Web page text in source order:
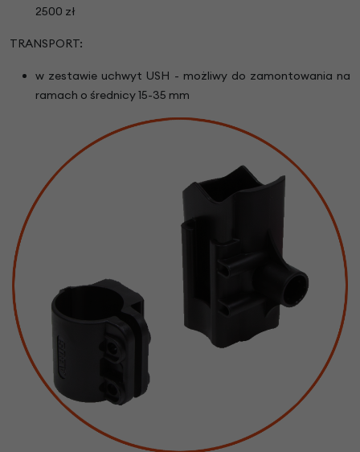
2500 zł
TRANSPORT:
w zestawie uchwyt USH - możliwy do zamontowania na
ramach o średnicy 15-35 mm